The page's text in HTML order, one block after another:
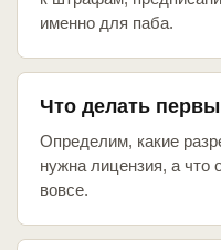
именно для паба.
Что делать
Определим, какие
нужна лицензия, а что
вовсе.